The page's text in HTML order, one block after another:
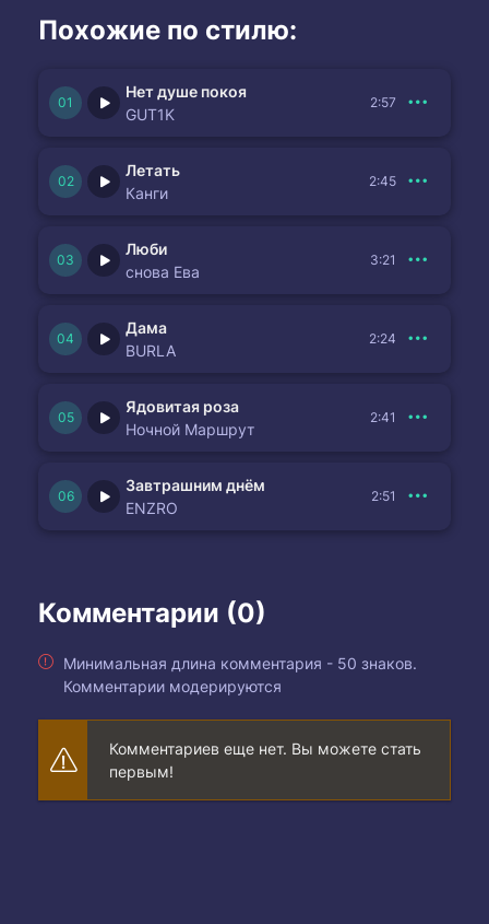
Похожие по стилю:
Нет душе покоя
GUT1K
2:57
Летать
Канги
2:45
Люби
снова Ева
3:21
Дама
BURLA
2:24
Ядовитая роза
Ночной Маршрут
2:41
Завтрашним днём
ENZRO
2:51
Комментарии (0)
Минимальная длина комментария - 50 знаков.
Комментарии модерируются
Комментариев еще нет. Вы можете стать
первым!